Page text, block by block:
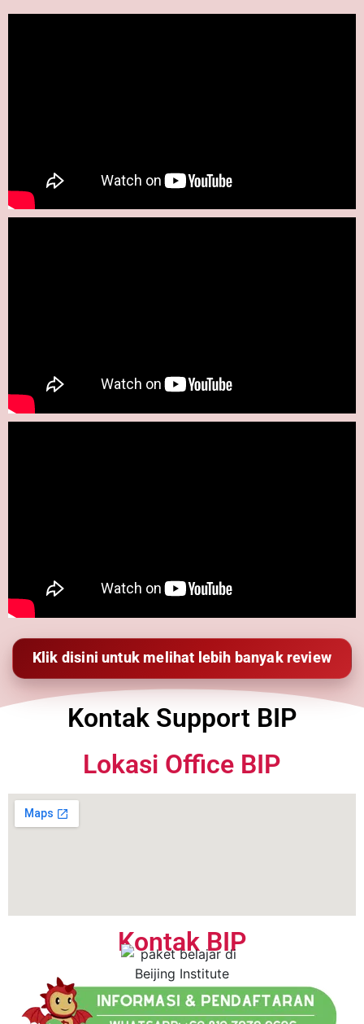
Klik disini untuk melihat lebih banyak review
Kontak Support BIP
Lokasi Office BIP
Kontak BIP